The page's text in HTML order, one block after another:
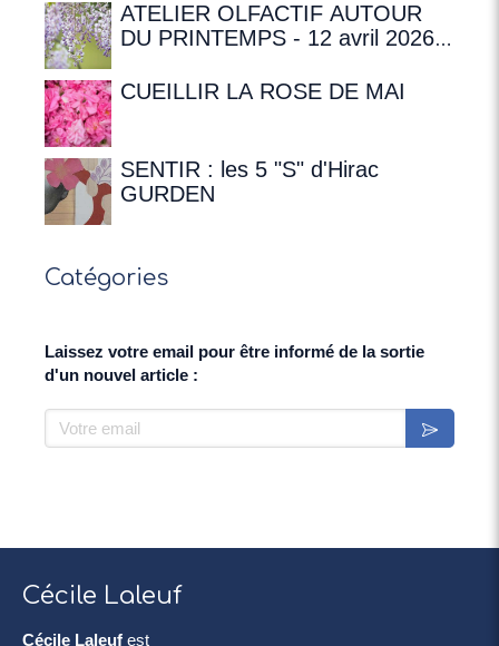
ATELIER OLFACTIF AUTOUR
DU PRINTEMPS - 12 avril 2026 à
Chateaubriand
CUEILLIR LA ROSE DE MAI
SENTIR : les 5 "S" d'Hirac
GURDEN
Catégories
Laissez votre email pour être informé de la sortie
d'un nouvel article :
Votre email
Cécile Laleuf
Cécile Laleuf est